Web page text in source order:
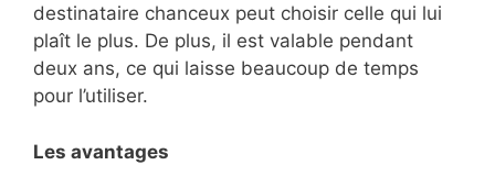
destinataire chanceux peut choisir celle qui lui
plaît le plus. De plus, il est valable pendant
deux ans, ce qui laisse beaucoup de temps
pour l’utiliser.
Les avantages